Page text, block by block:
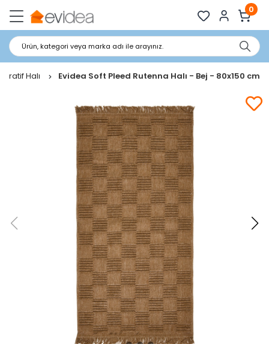
0
Ürün, kategori veya marka adı ile arayınız.
Halı Evidea Soft Pleed Rutenna Halı - Bej - 80x150 cm